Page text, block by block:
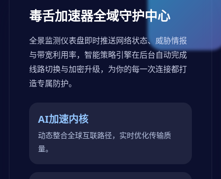
毒舌加速器全域守护中心
全景监测仪表盘即时推送网络状态、威胁情报
与带宽利用率，智能策略引擎在后台自动完成
线路切换与加密升级，为你的每一次连接都打
造专属防护。
AI加速内核
动态整合全球互联路径，实时优化传输质
量。